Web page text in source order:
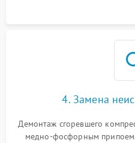
4. Замена
Демонтаж сгоревшего
медно-фосфорным